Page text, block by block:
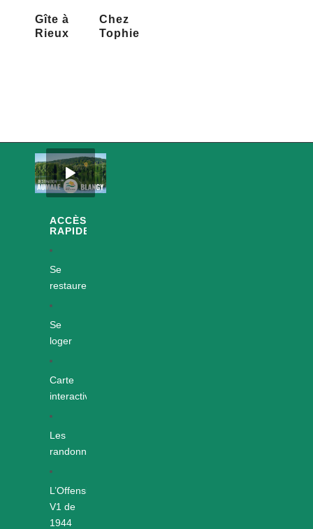
Gîte à
Rieux
Chez
Tophie
ACCÈS
RAPIDES
Se
restaurer
Se
loger
Carte
interactive
Les
randonnées
L’Offensive
V1 de
1944